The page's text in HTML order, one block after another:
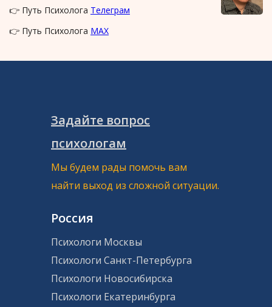
👉 Путь Психолога Телеграм
👉 Путь Психолога MAX
Задайте вопрос
психологам
Мы будем рады помочь вам
найти выход из сложной ситуации.
Россия
Психологи Москвы
Психологи Санкт-Петербурга
Психологи Новосибирска
Психологи Екатеринбурга